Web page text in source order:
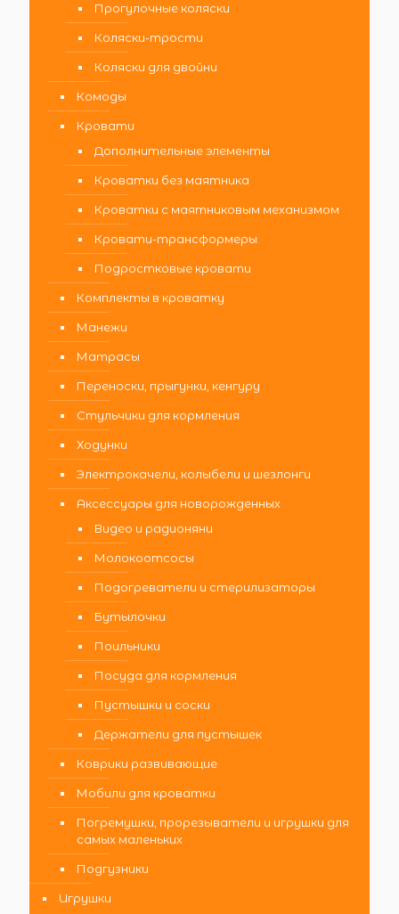
Прогулочные коляски
Коляски-трости
Коляски для двойни
Комоды
Кровати
Дополнительные элементы
Кроватки без маятника
Кроватки с маятниковым механизмом
Кровати-трансформеры
Подростковые кровати
Комплекты в кроватку
Манежи
Матрасы
Переноски, прыгунки, кенгуру
Стульчики для кормления
Ходунки
Электрокачели, колыбели и шезлонги
Аксессуары для новорожденных
Видео и радионяни
Молокоотсосы
Подогреватели и стерилизаторы
Бутылочки
Поильники
Посуда для кормления
Пустышки и соски
Держатели для пустышек
Коврики развивающие
Мобили для кроватки
Погремушки, прорезыватели и игрушки для
самых маленьких
Подгузники
Игрушки